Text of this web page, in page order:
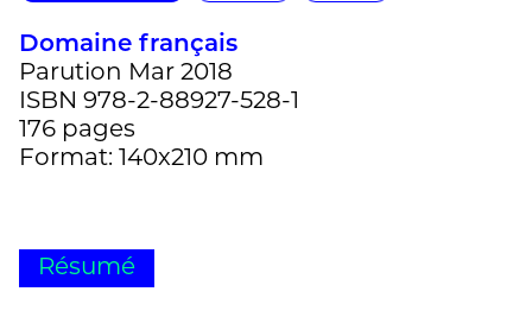
Domaine français
Parution Mar 2018
ISBN 978-2-88927-528-1
176 pages
Format: 140x210 mm
Résumé